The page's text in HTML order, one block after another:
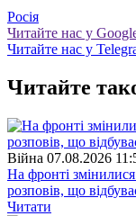
Росія
Читайте нас у
Читайте нас у
Читайте
Війна 07.08.2026
На фронті
розповів, що
Читати